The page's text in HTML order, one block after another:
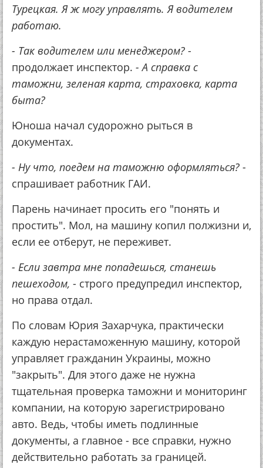
Турецкая. Я ж могу управлять. Я водителем
работаю.
- Так водителем или менеджером? -
продолжает инспектор. - А справка с
таможни, зеленая карта, страховка, карта
быта?
Юноша начал судорожно рыться в
документах.
- Ну что, поедем на таможню оформляться? -
спрашивает работник ГАИ.
Парень начинает просить его "понять и
простить". Мол, на машину копил полжизни и,
если ее отберут, не переживет.
- Если завтра мне попадешься, станешь
пешеходом, - строго предупредил инспектор,
но права отдал.
По словам Юрия Захарчука, практически
каждую нерастаможенную машину, которой
управляет гражданин Украины, можно
"закрыть". Для этого даже не нужна
тщательная проверка таможни и мониторинг
компании, на которую зарегистрировано
авто. Ведь, чтобы иметь подлинные
документы, а главное - все справки, нужно
действительно работать за границей.